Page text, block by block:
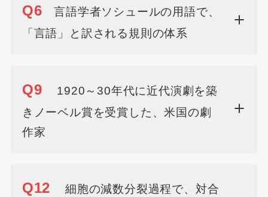
Q6 言語学者ソシュールの用語で、
「言語」と訳される規則の体系
Q9
1920～30年代に近代演劇を築
きノーベル賞を受賞した、米国の劇
作家
Q12
細胞の減数分裂過程で、対合